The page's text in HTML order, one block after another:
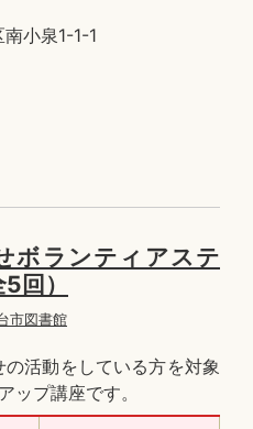
小泉1-1-1
ボランティアステ
回）
市図書館
活動をしている方を対象
ップ講座です。